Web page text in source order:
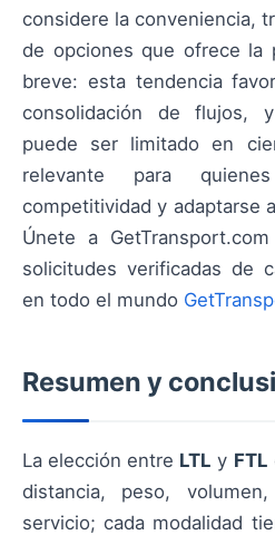
considere la conveniencia,
de opciones que ofrece la
breve: esta tendencia
consolidación de flujos,
puede ser limitado en
relevante para
competitividad y adaptarse
Únete a
solicitudes verificadas de
en todo el mundo
Resumen y
La elección entre LTL y FTL
distancia, peso,
servicio; cada modalidad